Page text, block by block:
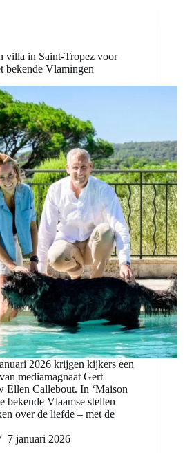
villa in Saint-Tropez voor
bekende Vlamingen
2026 krijgen kijkers een
mediamagnaat Gert
Ellen Callebout. In ‘Maison
bekende Vlaamse stellen
over de liefde – met de
7 januari 2026